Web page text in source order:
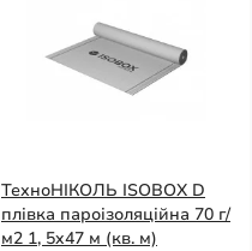
ТехноНІКОЛЬ ISOBOX D
плівка пароізоляційна 70 г/
м2 1, 5x47 м (кв. м)